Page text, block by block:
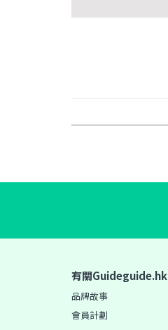
有關Guideguide.hk
品牌故事
會員計劃